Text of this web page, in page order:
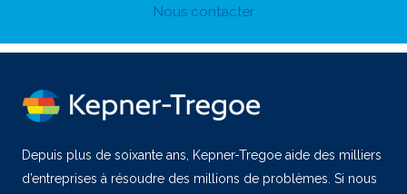
Nous contacter
Depuis plus de soixante ans, Kepner-Tregoe aide des milliers
d’entreprises à résoudre des millions de problèmes. Si nous